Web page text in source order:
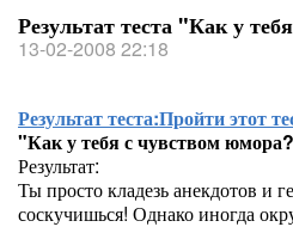
Результат теста "Как у
13-02-2008 22:18
Результат теста:Пройти этот
"Как у тебя с чувством
Результат:
Ты просто кладезь анекдотов и
соскучишься! Однако иногда